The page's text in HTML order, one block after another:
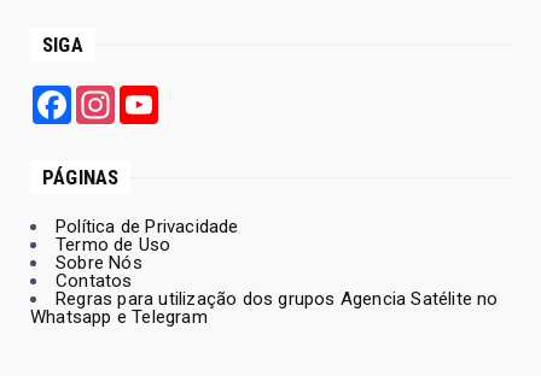
SIGA
FacebookInstagram
PÁGINAS
Política de Privacidade
Termo de Uso
Sobre Nós
Contatos
Regras para utilização dos grupos Agencia Satélite no
Whatsapp e Telegram